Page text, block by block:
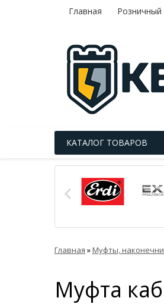
Главная Розничный
КАТАЛОГ ТОВАРОВ
Главная »Муфты,
Муфта